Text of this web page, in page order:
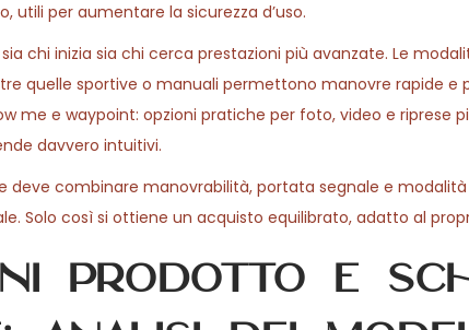
utili per aumentare la sicurezza d’uso.
chi inizia sia chi cerca prestazioni più avanzate. Le
quelle sportive o manuali permettono manovre rapide e
me e waypoint: opzioni pratiche per foto, video e riprese
davvero intuitivi.
deve combinare manovrabilità, portata segnale e
Solo così si ottiene un acquisto equilibrato, adatto al
prodotto e